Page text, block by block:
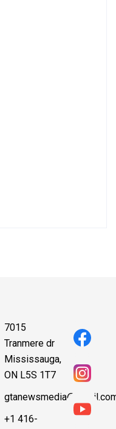
7015
Tranmere dr
Mississauga,
ON L5S 1T7
+1 416-